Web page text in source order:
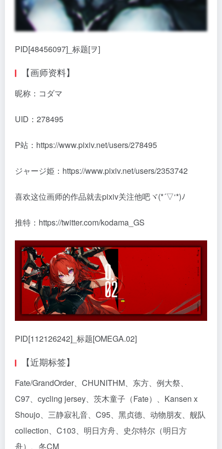
PID[48456097]_标题[ヲ]
【画师资料】
昵称：コダマ
UID：278495
P站：https://www.pixiv.net/users/278495
ジャージ姫：https://www.pixiv.net/users/2353742
喜欢这位画师的作品就去pixiv关注他吧ヾ(*´▽‘*)ﾉ
推特：https://twitter.com/kodama_GS
PID[112126242]_标题[OMEGA.02]
【近期标签】
Fate/GrandOrder、CHUNITHM、东方、例大祭、
C97、cycling jersey、茨木童子（Fate）、Kansen x
Shoujo、三静寂礼音、C95、黑贞德、动物朋友、舰队
collection、C103、明日方舟、史尔特尔（明日方
舟）、冬CM